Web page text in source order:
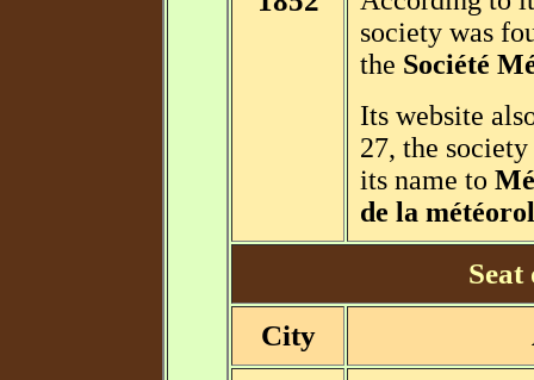
society was
the Société
Its website
27, the
its name to
de la
Seat
City